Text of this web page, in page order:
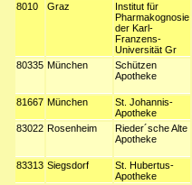
8010
Graz
Institut für
Pharmakognosie
der Karl-
Franzens-
Universität Gr
80335 München
Schützen
Apotheke
81667 München
St. Johannis-
Apotheke
83022 Rosenheim
Rieder´sche Alte
Apotheke
83313 Siegsdorf
St. Hubertus-
Apotheke